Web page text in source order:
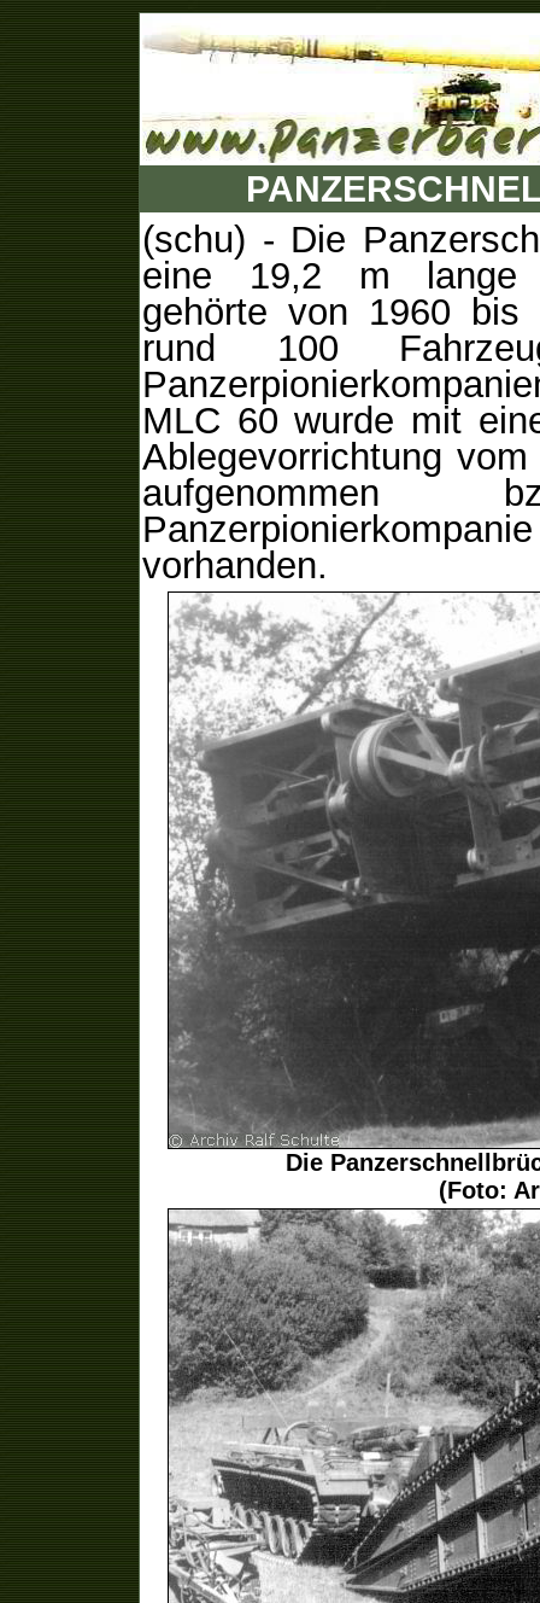
(schu) - Die
eine 19,2 m lange
gehörte von 1960
rund 100
MLC 60 wurde mit
Ablegevorrichtung
vorhanden.
Die
(Foto: